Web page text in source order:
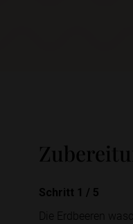
Schritt 1 / 5
Die Erdbeeren